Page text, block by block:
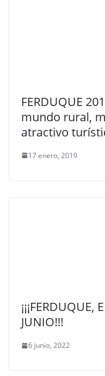
FERDUQUE
mundo rural,
atractivo
17 enero, 2019
JUNIO!!!
6 junio, 2022